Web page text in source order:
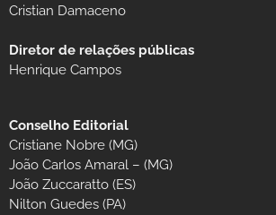
Cristian Damaceno
Diretor de relações públicas
Henrique Campos
Conselho Editorial
Cristiane Nobre (MG)
João Carlos Amaral – (MG)
João Zuccaratto (ES)
Nilton Guedes (PA)